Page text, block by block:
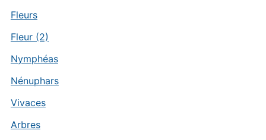
Fleurs
Fleur (2)
Nymphéas
Nénuphars
Vivaces
Arbres